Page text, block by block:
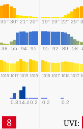
35° 30° 21° 20° 19° 19° 22° 29°
38 55 94 95 95 92 89 58
1018 1017 1019 1019 1018 1017 1018 1017
0.3 14.4 0.2 0.2 0.2
8 UVI: